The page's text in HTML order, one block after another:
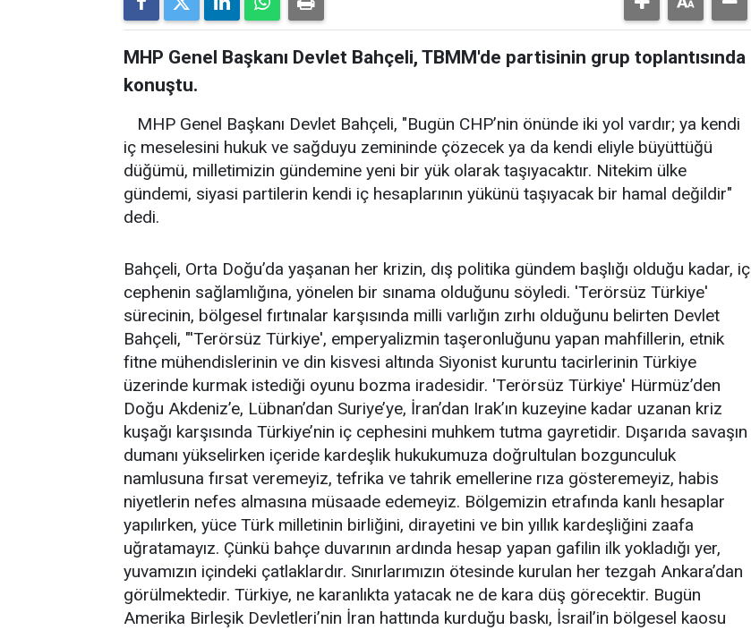
MHP Genel Başkanı Devlet Bahçeli, TBMM'de partisinin grup toplantısında
konuştu.
MHP Genel Başkanı Devlet Bahçeli, "Bugün CHP’nin önünde iki yol vardır; ya kendi
iç meselesini hukuk ve sağduyu zemininde çözecek ya da kendi eliyle büyüttüğü
düğümü, milletimizin gündemine yeni bir yük olarak taşıyacaktır. Nitekim ülke
gündemi, siyasi partilerin kendi iç hesaplarının yükünü taşıyacak bir hamal değildir"
dedi.
Bahçeli, Orta Doğu’da yaşanan her krizin, dış politika gündem başlığı olduğu kadar, iç
cephenin sağlamlığına, yönelen bir sınama olduğunu söyledi. 'Terörsüz Türkiye'
sürecinin, bölgesel fırtınalar karşısında milli varlığın zırhı olduğunu belirten Devlet
Bahçeli, "'Terörsüz Türkiye', emperyalizmin taşeronluğunu yapan mahfillerin, etnik
fitne mühendislerinin ve din kisvesi altında Siyonist kuruntu tacirlerinin Türkiye
üzerinde kurmak istediği oyunu bozma iradesidir. 'Terörsüz Türkiye' Hürmüz’den
Doğu Akdeniz’e, Lübnan’dan Suriye’ye, İran’dan Irak’ın kuzeyine kadar uzanan kriz
kuşağı karşısında Türkiye’nin iç cephesini muhkem tutma gayretidir. Dışarıda savaşın
dumanı yükselirken içeride kardeşlik hukukumuza doğrultulan bozgunculuk
namlusuna fırsat veremeyiz, tefrika ve tahrik emellerine rıza gösteremeyiz, habis
niyetlerin nefes almasına müsaade edemeyiz. Bölgemizin etrafında kanlı hesaplar
yapılırken, yüce Türk milletinin birliğini, dirayetini ve bin yıllık kardeşliğini zaafa
uğratamayız. Çünkü bahçe duvarının ardında hesap yapan gafilin ilk yokladığı yer,
yuvamızın içindeki çatlaklardır. Sınırlarımızın ötesinde kurulan her tezgah Ankara’dan
görülmektedir. Türkiye, ne karanlıkta yatacak ne de kara düş görecektir. Bugün
Amerika Birleşik Devletleri’nin İran hattında kurduğu baskı, İsrail’in bölgesel kaosu